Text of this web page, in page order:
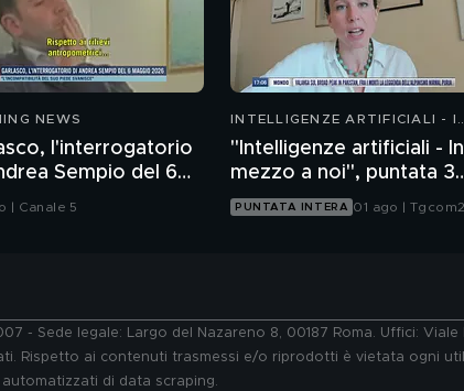
NEWS
l'interrogatorio
Sempio del 6
2026
| Canale 5
INTELLIGENZE ARTIFICIALI - IN
"Intelligenze artificiali - In
mezzo a noi", puntata
chatbot emotivi e minori
PUNTATA INTERA 01 ago |
- Sede legale: Largo del Nazareno 8, 00187 Roma. Uffici:
Rispetto ai contenuti trasmessi e/o riprodotti è vietata ogni
di data scraping.